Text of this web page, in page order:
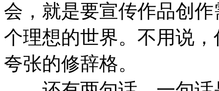
会，就是要宣传作品创
个理想的世界。不用说
夸张的修辞格。